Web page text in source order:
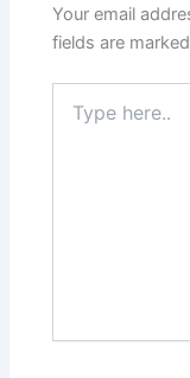
k
Your email
fields are marked
here..